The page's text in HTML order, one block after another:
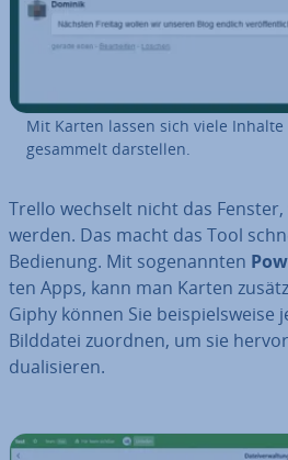
Mit Karten lassen sich viele
gesammelt dar­stel­len.
Trello wechselt nicht das
werden. Das macht das Tool
Bedienung. Mit so­ge­nann­ten
ten Apps, kann man Karten
Giphy können Sie bei­spiels­wei­se
Bilddatei zuordnen, um sie
dua­li­sie­ren.